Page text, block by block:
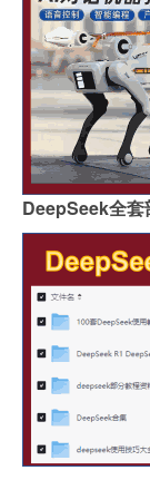
DeepSeek全